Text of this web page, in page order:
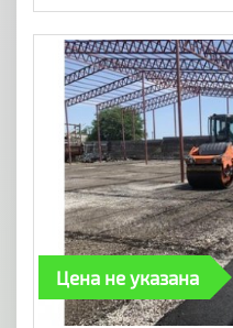
Цена не указана